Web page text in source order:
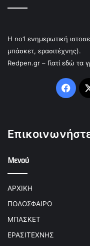
Η no1 ενημερωτική
μπάσκετ, ερασιτέχνης).
Redpen.gr – Γιατί εδώ τα
Μενού
ΑΡΧΙΚΗ
ΠΟΔΟΣΦΑΙΡΟ
ΜΠΑΣΚΕΤ
ΕΡΑΣΙΤΕΧΝΗΣ